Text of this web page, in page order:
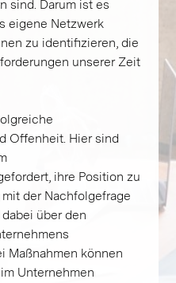
sind. Darum ist es
eigene Netzwerk
zu identifizieren, die
unserer Zeit
Offenheit. Hier sind
ihre Position zu
der Nachfolgefrage
über den
Maßnahmen können
Unternehmen